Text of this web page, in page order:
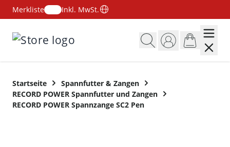
Merkliste
Inkl. MwSt.
Startseite
Spannfutter & Zangen
RECORD POWER Spannfutter und Zangen
RECORD POWER Spannzange SC2 Pen